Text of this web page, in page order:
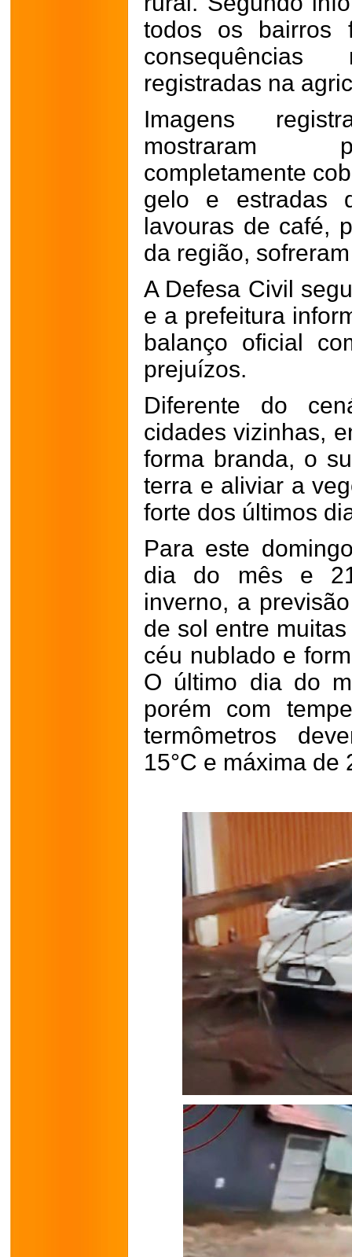
todos os bairros
registradas na
Imagens
mostraram
completamente
gelo e estradas
lavouras de café,
da região,
A Defesa Civil
e a prefeitura
balanço oficial
prejuízos.
Diferente do
cidades vizinhas,
forma branda, o
terra e aliviar a
forte dos últimos
Para este
dia do mês e
inverno, a
de sol entre
céu nublado e
O último dia do
porém com
termômetros
15°C e máxima de